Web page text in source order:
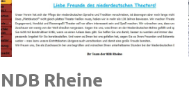
NDB Rheine